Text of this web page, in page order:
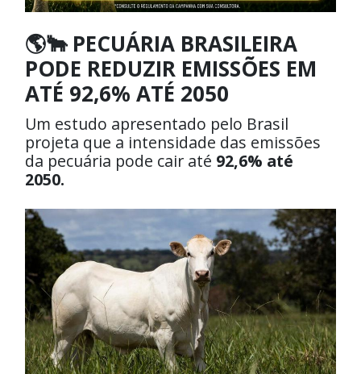
🌎🐂 PECUÁRIA BRASILEIRA
PODE REDUZIR EMISSÕES EM
ATÉ 92,6% ATÉ 2050
Um estudo apresentado pelo Brasil
projeta que a intensidade das emissões
da pecuária pode cair até 92,6% até
2050.